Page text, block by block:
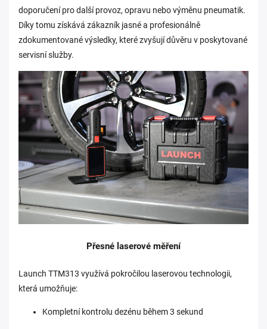
doporučení pro další provoz, opravu nebo výměnu pneumatik.
Díky tomu získává zákazník jasné a profesionálně
zdokumentované výsledky, které zvyšují důvěru v poskytované
servisní služby.
Přesné laserové měření
Launch TTM313 využívá pokročilou laserovou technologii,
která umožňuje:
Kompletní kontrolu dezénu během 3 sekund